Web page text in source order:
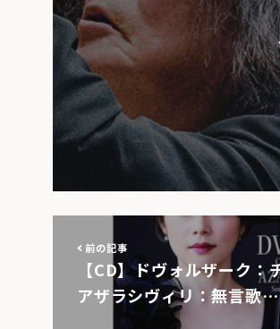
前の記事
【CD】ドヴォルザーク：
アザラシヴィリ：無言歌…